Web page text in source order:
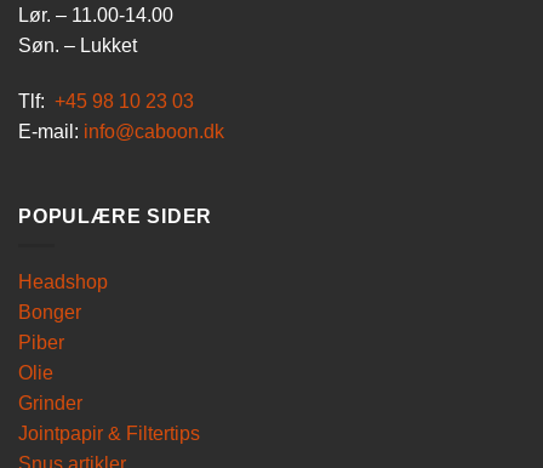
Lør. – 11.00-14.00
Søn. – Lukket
Tlf: +45 98 10 23 03
E-mail: info@caboon.dk
POPULÆRE SIDER
Headshop
Bonger
Piber
Olie
Grinder
Jointpapir & Filtertips